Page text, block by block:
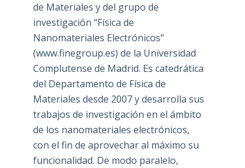
de Materiales y del grupo de
investigación “Física de
Nanomateriales Electrónicos”
(www.finegroup.es) de la Universidad
Complutense de Madrid. Es catedrática
del Departamento de Física de
Materiales desde 2007 y desarrolla sus
trabajos de investigación en el ámbito
de los nanomateriales electrónicos,
con el fin de aprovechar al máximo su
funcionalidad. De modo paralelo,